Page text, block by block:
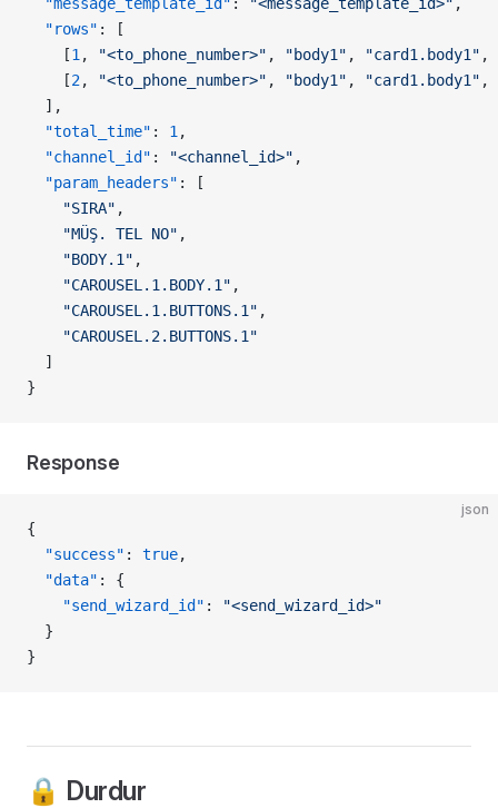
  "rows"
: [
    [
1 , "<to_phone_number>" , "body1" , "card1.body1" ,
    [
2, "<to_phone_number>" , "body1" , "card1.body1" ,
  ],
  "total_time"
: 1 ,
  "channel_id"
: "<channel_id>" ,
  "param_headers"
: [
    "SIRA"
,
    "MÜŞ. TEL NO"
,
    "BODY.1"
,
    "CAROUSEL.1.BODY.1"
,
    "CAROUSEL.1.BUTTONS.1"
,
    "CAROUSEL.2.BUTTONS.1"
  ]
}
Response
json
{
  "success"
: true,
  "data"
: {
    "send_wizard_id"
:
"<send_wizard_id>"
  }
}
🔒 Durdur